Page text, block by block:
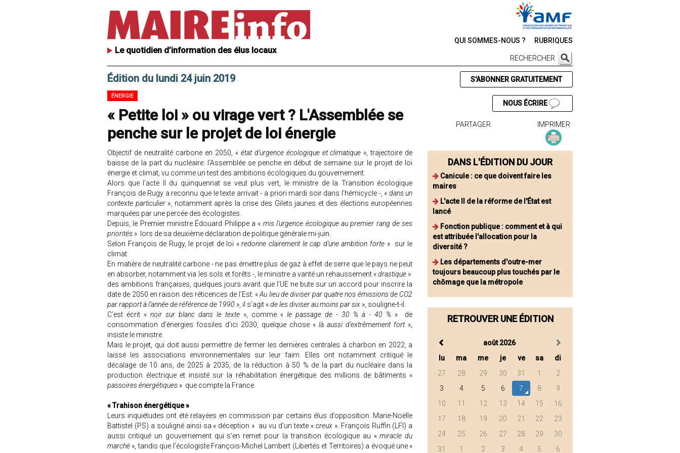
Le quotidien d’information des élus locaux
QUI SOMMES-NOUS ? RUBRIQUES
RECHERCHER
Édition du lundi 24 juin 2019
ÉNERGIE
« Petite loi » ou virage vert ? L'Assemblée se
penche sur le projet de loi énergie
Objectif de neutralité carbone en 2050, « état d’urgence écologique et climatique », trajectoire de
baisse de la part du nucléaire: l’Assemblée se penche en début de semaine sur le projet de loi
énergie et climat, vu comme un test des ambitions écologiques du gouvernement.
Alors que l’acte II du quinquennat se veut plus vert, le ministre de la Transition écologique
François de Rugy a reconnu que le texte arrivait - a priori mardi soir dans l’hémicycle -, « dans un
contexte particulier», notamment après la crise des Gilets jaunes et des élections européennes
marquées par une percée des écologistes.
Depuis, le Premier ministre Édouard Philippe a « mis l’urgence écologique au premier rang de ses
priorités » lors de sa deuxième déclaration de politique générale mi-juin.
Selon François de Rugy, le projet de loi «redonne clairement le cap d’une ambition forte » sur le
climat.
En matière de neutralité carbone - ne pas émettre plus de gaz à effet de serre que le pays ne peut
en absorber, notamment via les sols et forêts -, le ministre a vanté un rehaussement «drastique »
des ambitions françaises, quelques jours avant que l’UE ne bute sur un accord pour inscrire la
date de 2050 en raison des réticences de l’Est. «Au lieu de diviser par quatre nos émissions de CO2
par rapport à l’année de référence de 1990 », il s’agit «de les diviser au moins par six », souligne-t-il.
C’est écrit « noir sur blanc dans le texte », comme « le passage de - 30 % à - 40 % » de
consommation d’énergies fossiles d’ici 2030, quelque chose «là aussi d’extrêmement fort »,
insiste le ministre.
Mais le projet, qui doit aussi permettre de fermer les dernières centrales à charbon en 2022, a
laissé les associations environnementales sur leur faim. Elles ont notamment critiqué le
décalage de 10 ans, de 2025 à 2035, de la réduction à 50 % de la part du nucléaire dans la
production électrique et insisté sur la réhabilitation énergétique des millions de bâtiments «
passoires énergétiques » que compte la France.
« Trahison énergétique »
Leurs inquiétudes ont été relayées en commission par certains élus d’opposition. Marie-Noëlle
Battistel (PS) a souligné ainsi sa « déception » au vu d’un texte « creux ». François Ruffin (LFI) a
aussi critiqué un gouvernement qui s’en remet pour la transition écologique au «miracle du
marché », tandis que l’écologiste François-Michel Lambert (Libertés et Territoires) a évoqué une «
S'ABONNER GRATUITEMENT
NOUS ÉCRIRE
PARTAGER IMPRIMER
DANS L'ÉDITION DU JOUR
Canicule : ce que doivent faire les
maires
L'acte II de la réforme de l'État est
lancé
Fonction publique : comment et à qui
est attribuée l'allocation pour la
diversité ?
Les départements d'outre-mer
toujours beaucoup plus touchés par le
chômage que la métropole
RETROUVER UNE ÉDITION
août 2026
lu
ma me je ve sa
di
27
28 29 30 31 1
2
3
4 5 6 7 8
9
10
11 12 13 14 15
16
17
18 19 20 21 22
23
24
25 26 27 28 29
30
31
1 2 3 4 5 6